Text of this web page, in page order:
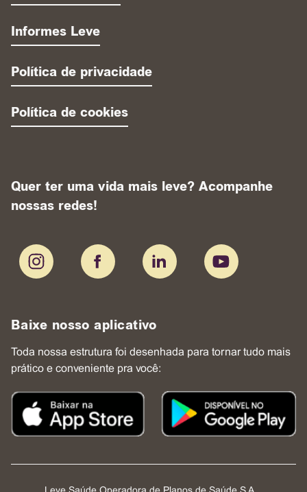
Informes Leve
Política de privacidade
Política de cookies
Quer ter uma vida mais leve? Acompanhe
nossas redes!
Baixe nosso aplicativo
Toda nossa estrutura foi desenhada para tornar tudo mais
prático e conveniente pra você: